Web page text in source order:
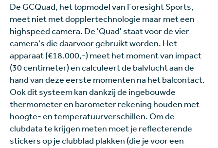
De GCQuad, het topmodel van Foresight Sports,
meet niet met dopplertechnologie maar met een
highspeed camera. De 'Quad' staat voor de vier
camera's die daarvoor gebruikt worden. Het
apparaat (€18.000,-) meet het moment van impact
(30 centimeter) en calculeert de balvlucht aan de
hand van deze eerste momenten na het balcontact.
Ook dit systeem kan dankzij de ingebouwde
thermometer en barometer rekening houden met
hoogte- en temperatuurverschillen. Om de
clubdata te krijgen meten moet je reflecterende
stickers op je clubblad plakken (die je voor een